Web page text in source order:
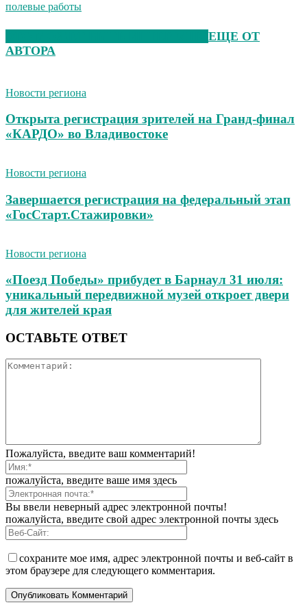
полевые работы
ЕЩЕ ОТ
АВТОРА
Новости региона
Открыта регистрация зрителей на Гранд-финал
«КАРДО» во Владивостоке
Новости региона
Завершается регистрация на федеральный этап
«ГосСтарт.Стажировки»
Новости региона
«Поезд Победы» прибудет в Барнаул 31 июля:
уникальный передвижной музей откроет двери
для жителей края
ОСТАВЬТЕ ОТВЕТ
Пожалуйста, введите ваш комментарий!
пожалуйста, введите ваше имя здесь
Вы ввели неверный адрес электронной почты!
пожалуйста, введите свой адрес электронной почты здесь
сохраните мое имя, адрес электронной почты и веб-сайт в
этом браузере для следующего комментария.